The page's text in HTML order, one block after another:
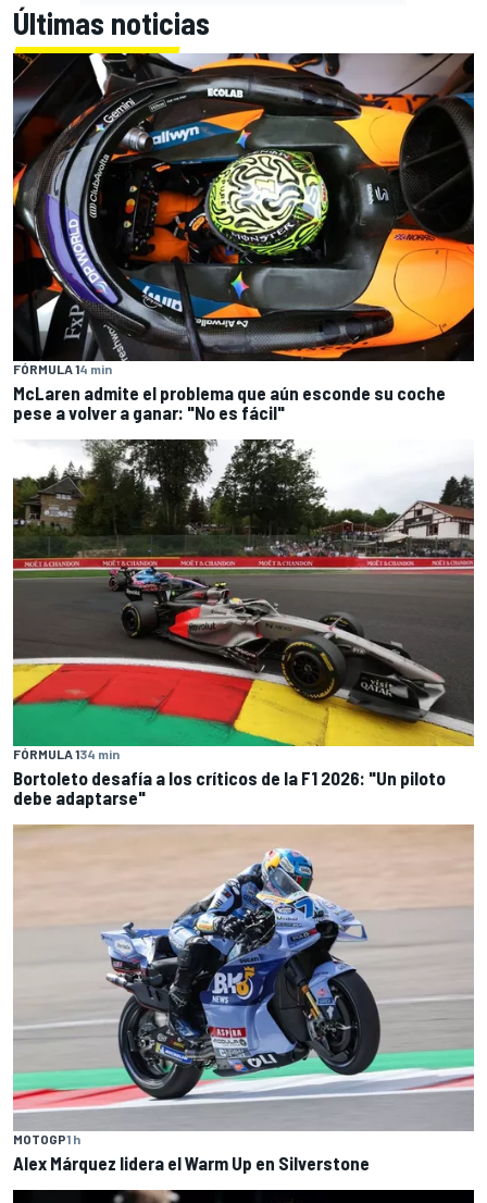
Últimas noticias
FÓRMULA 14 min
McLaren admite el problema que aún esconde su coche
pese a volver a ganar: "No es fácil"
FÓRMULA 134 min
Bortoleto desafía a los críticos de la F1 2026: "Un piloto
debe adaptarse"
MOTOGP1 h
Alex Márquez lidera el Warm Up en Silverstone